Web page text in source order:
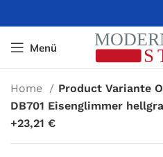
Menü
Home
Product Variante
DB701 Eisenglimmer
+23,21 €